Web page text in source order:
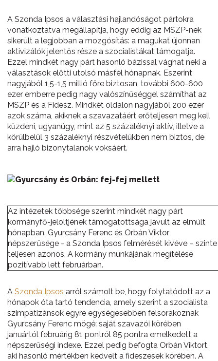
A Szonda Ipsos a választási hajlandóságot pártokra
vonatkoztatva megállapítja, hogy eddig az MSZP-nek
sikerült a legjobban a mozgósítás: a magukat újonnan
aktivizálók jelentős része a szocialistákat támogatja.
Ezzel mindkét nagy párt hasonló bázissal vághat neki a
választások előtti utolsó másfél hónapnak. Eszerint
nagyjából 1,5-1,5 millió főre biztosan, további 600-600
ezer emberre pedig nagy valószínűséggel számíthat az
MSZP és a Fidesz. Mindkét oldalon nagyjából 200 ezer
azok száma, akiknek a szavazatáért erőteljesen meg kell
küzdeni, ugyanúgy, mint az 5 százaléknyi aktív, illetve a
körülbelül 3 százaléknyi részvételükben nem biztos, de
arra hajló bizonytalanok voksáért.
Az intézetek többsége szerint mindkét nagy párt
kormányfő-jelöltjének támogatottsága javult az elmúlt
hónapban. Gyurcsány Ferenc és Orbán Viktor
népszerűsége - a Szonda Ipsos felmérését kivéve – szinte
teljesen azonos. A kormány munkájának megítélése
pozitívabb lett februárban.
A Szonda Ipsos arról számolt be, hogy folytatódott az a
hónapok óta tartó tendencia, amely szerint a szocialista
szimpatizánsok egyre egységesebben felsorakoznak
Gyurcsány Ferenc mögé: saját szavazói körében
januártól februárig 81 pontról 85 pontra emelkedett a
népszerűségi indexe. Ezzel pedig befogta Orbán Viktort,
aki hasonló mértékben kedvelt a fideszesek körében. A